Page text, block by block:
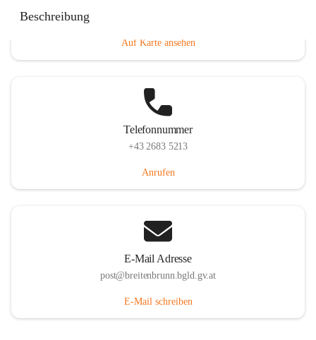
Beschreibung
Auf Karte ansehen
Telefonnummer
+43 2683 5213
Anrufen
E-Mail Adresse
post@breitenbrunn.bgld.gv.at
E-Mail schreiben